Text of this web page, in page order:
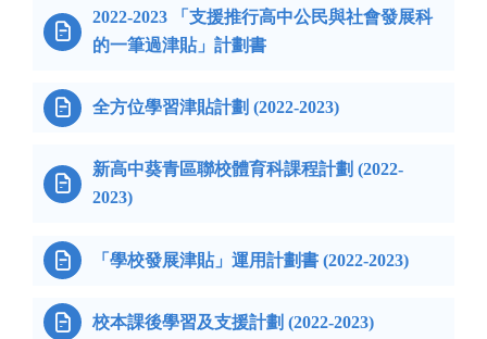

2022-2023 「支援推行高中公民與社會發展科
的一筆過津貼」計劃書
 全方位學習津貼計劃 (2022-2023)

新高中葵青區聯校體育科課程計劃 (2022-
2023)
 「學校發展津貼」運用計劃書 (2022-2023)
 校本課後學習及支援計劃 (2022-2023)